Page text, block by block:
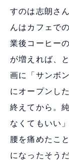
すのは志朗さ
んはカフェで
業後コーヒー
が増えれば、
画に「サンボ
にオープンし
終えてから。
なくてもいい
腰を痛めたこ
になったそうだ